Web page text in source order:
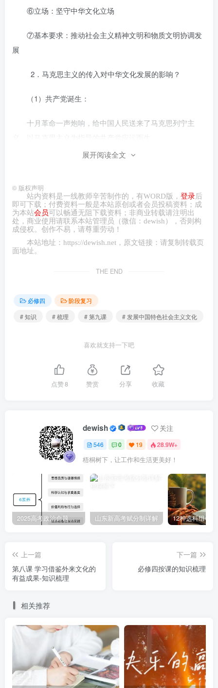
⑥立场：坚守中华文化立场
⑦基本要求：推动社会主义精神文明和物质文明协调发
展
2．马克思主义的传入对中华文化发展的影响？
（1）共产党诞生：
十月革命一声炮响，给中国人民送来了马克思列宁主
（2）指明文化发展方向：
共产党诞生后，把为人民谋幸福、为民族谋复兴写在自
己的旗帜上，从根本上解决了中国的前途和命运问题，为中
华文化发展指明了社会主义方向。
（3）转折点：
（4）文化发展进入新时期：
肩负起实现中华民族伟大复兴的历史使命。
※ 3．革命文化的地位？
在五千多年文明发展中孕育的中华优秀传统文化，中国
着中华民族独特的精神标识。
革命文化承载着党和人民对国家独立、民族解放、人
民幸福的不懈追求，是中国革命的精神标识。
※ 4．发展社会主义先进文化的要求？？
在社会主义建设时期和改革开放时期，中国共产党以
持百花齐放、百家争鸣，牢牢把握先进文化的前进方向，大
力发展面向现代化、面向世界、面向未来的，民族的科学的
大众的社会主义文化，推动社会主义精神文明和物质文明协
走中国特色社会主义文化发展道路的原因？
（1）必要性：①走中国特色社会主义文化发展道路是
由人民群众根本利益决定的②是由中国共产党的性质宗旨决
展开阅读全文
© 版权声明
站内资料是一线教师辛苦制作的，有WORD版， 登录后
即可下载；付费资料一般是本站原创或者会员投稿资料；成
为本站会员可以畅通无阻下载资料；非商业转载请注明出
处，商业使用请联系本站管理员（微信： dewish ），否则构
成侵权。创作不易，请尊重劳动！
本站地址： https://dewish.net ，原文链接：请复制转载页
面地址。
THE END
必修四
阶段复习
# 知识
# 梳理 # 第九课 # 发展中国特色社会主义文化
喜欢就支持一下吧
点赞8 赞赏 分享 收藏
dewish 关注
546 0 19 28.9W+
梧桐树下，让工作和生活更美好！
2025高考政治命题纲要解读 山东新高考赋分制详解 12种选科组合
上一篇
第八课 学习借鉴外来文化的
有益成果-知识梳理
下一篇
必修四按课的知识梳理
相关推荐